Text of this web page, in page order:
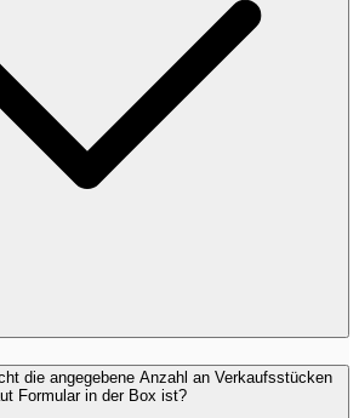
die angegebene Anzahl an Verkaufsstücken
Formular in der Box ist?